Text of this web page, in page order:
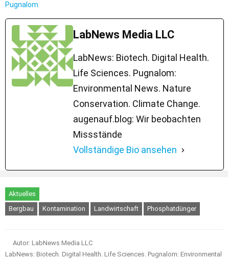
Pugnalom
LabNews Media LLC
LabNews: Biotech. Digital Health.
Life Sciences. Pugnalom:
Environmental News. Nature
Conservation. Climate Change.
augenauf.blog: Wir beobachten
Missstände
Vollständige Bio ansehen
Aktuelles
Bergbau
Kontamination Landwirtschaft Phosphatdünger
Autor: LabNews Media LLC
LabNews: Biotech. Digital Health. Life Sciences. Pugnalom: Environmental